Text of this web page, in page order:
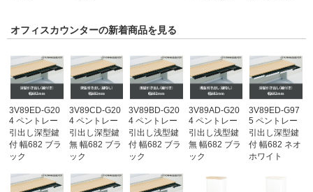
オフィスカウンターの新着商品を見る
3V89ED-G20
4 ペントレー
引出し深型鍵
付 幅682 ブラ
ック
3V89CD-G20
4 ペントレー
引出し深型鍵
無 幅682 ブラ
ック
3V89BD-G20
4 ペントレー
引出し浅型鍵
付 幅682 ブラ
ック
3V89AD-G20
4 ペントレー
引出し浅型鍵
無 幅682 ブラ
ック
3V89ED-G97
5 ペントレー
引出し深型鍵
付 幅682 ネオ
ホワイト